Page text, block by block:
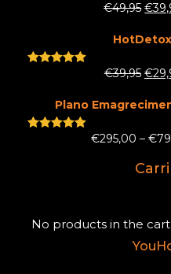
€49,95 €
HotDetox
€39,95 €
Plano
€295,00 – €
No products in the cart.